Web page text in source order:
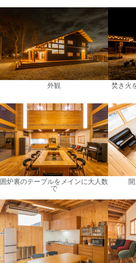
外観 焚き火
囲炉裏のテーブルをメインに大人数
で